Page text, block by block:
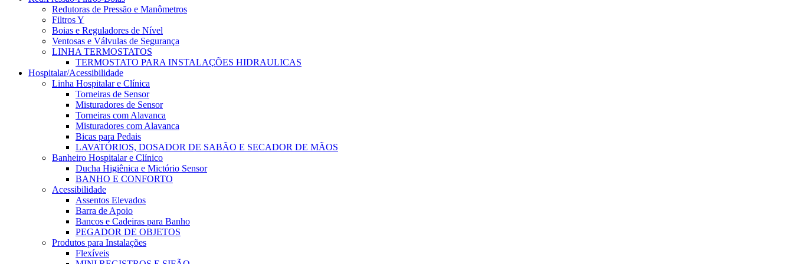
Redutoras de Pressão e Manômetros
Filtros Y
Boias e Reguladores de Nível
Ventosas e Válvulas de Segurança
LINHA TERMOSTATOS
TERMOSTATO PARA INSTALAÇÕES HIDRAULICAS
Hospitalar/Acessibilidade
Linha Hospitalar e Clínica
Torneiras de Sensor
Misturadores de Sensor
Torneiras com Alavanca
Misturadores com Alavanca
Bicas para Pedais
LAVATÓRIOS, DOSADOR DE SABÃO E SECADOR DE MÃOS
Banheiro Hospitalar e Clínico
Ducha Higiênica e Mictório Sensor
BANHO E CONFORTO
Acessibilidade
Assentos Elevados
Barra de Apoio
Bancos e Cadeiras para Banho
PEGADOR DE OBJETOS
Produtos para Instalações
Flexíveis